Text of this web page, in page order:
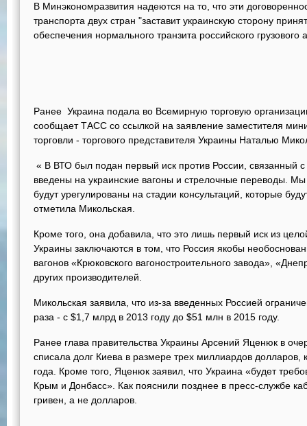
В Минэкономразвития надеются на то, что эти
транспорта двух стран "заставит украинскую сторону
обеспечения нормального транзита российского грузового
Ранее Украина подала во Всемирную торговую
сообщает ТАСС со ссылкой на заявление заместителя
торговли - торгового представителя Украины Наталью
« В ВТО был подан первый иск против России, связанный
введены на украинские вагоны и стрелочные переводы.
будут урегулированы на стадии консультаций, которые
отметила Микольская.
Кроме того, она добавила, что это лишь первый иск из
Украины заключаются в том, что Россия якобы
вагонов «Крюковского вагоностроительного завода»,
других производителей.
Микольская заявила, что из-за введенных Россией
раза - с $1,7 млрд в 2013 году до $51 млн в 2015 году.
Ранее глава правительства Украины Арсений Яценюк в
списала долг Киева в размере трех миллиардов долларов,
года. Кроме того, Яценюк заявил, что Украина «будет
Крым и Донбасс». Как пояснили позднее в пресс-службе
гривен, а не долларов.